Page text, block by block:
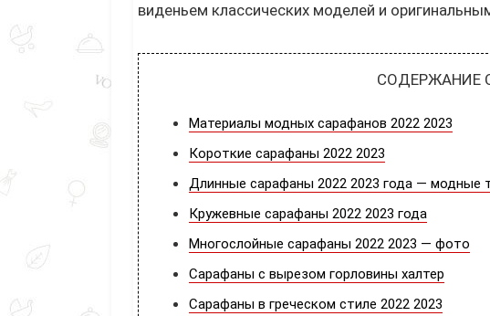
виденьем классических моделей и
СОДЕРЖАНИЕ
Материалы модных сарафанов 2022 2023
Короткие сарафаны 2022 2023
Длинные сарафаны 2022 2023 года — модные
Кружевные сарафаны 2022 2023 года
Многослойные сарафаны 2022 2023 — фото
Сарафаны с вырезом горловины халтер
Сарафаны в греческом стиле 2022 2023